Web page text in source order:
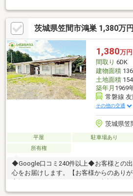
茨城県笠間市鴻巣 1,380万
1,380万円
間取り 6DK
建物面積
土地面積
築年月 1969
常磐線
その他の交通
茨城県笠
平屋 駐車場あり
所有権
◆Google口コミ240件以上◆お客様との
心をお届けします。【お客様からのあり